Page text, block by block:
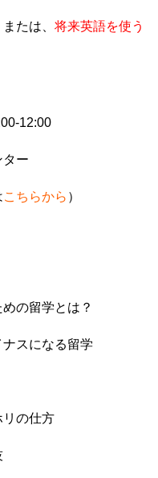
たは、 将来英語を使う
12:00
ー
こちらから ）
めの留学とは？
ナスになる留学
リの仕方